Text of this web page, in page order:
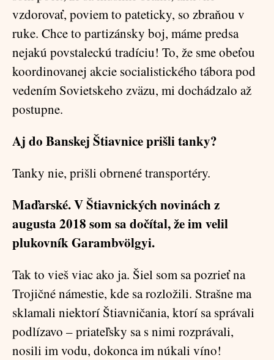
vzdorovať, poviem to pateticky, so zbraňou v
ruke. Chce to partizánsky boj, máme predsa
nejakú povstaleckú tradíciu! To, že sme obeťou
koordinovanej akcie socialistického tábora pod
vedením Sovietskeho zväzu, mi dochádzalo až
postupne.
Aj do Banskej Štiavnice prišli tanky?
Tanky nie, prišli obrnené transportéry.
Maďarské. V Štiavnických novinách z
augusta 2018 som sa dočítal, že im velil
plukovník Garambvölgyi.
Tak to vieš viac ako ja. Šiel som sa pozrieť na
Trojičné námestie, kde sa rozložili. Strašne ma
sklamali niektorí Štiavničania, ktorí sa správali
podlízavo – priateľsky sa s nimi rozprávali,
nosili im vodu, dokonca im núkali víno!